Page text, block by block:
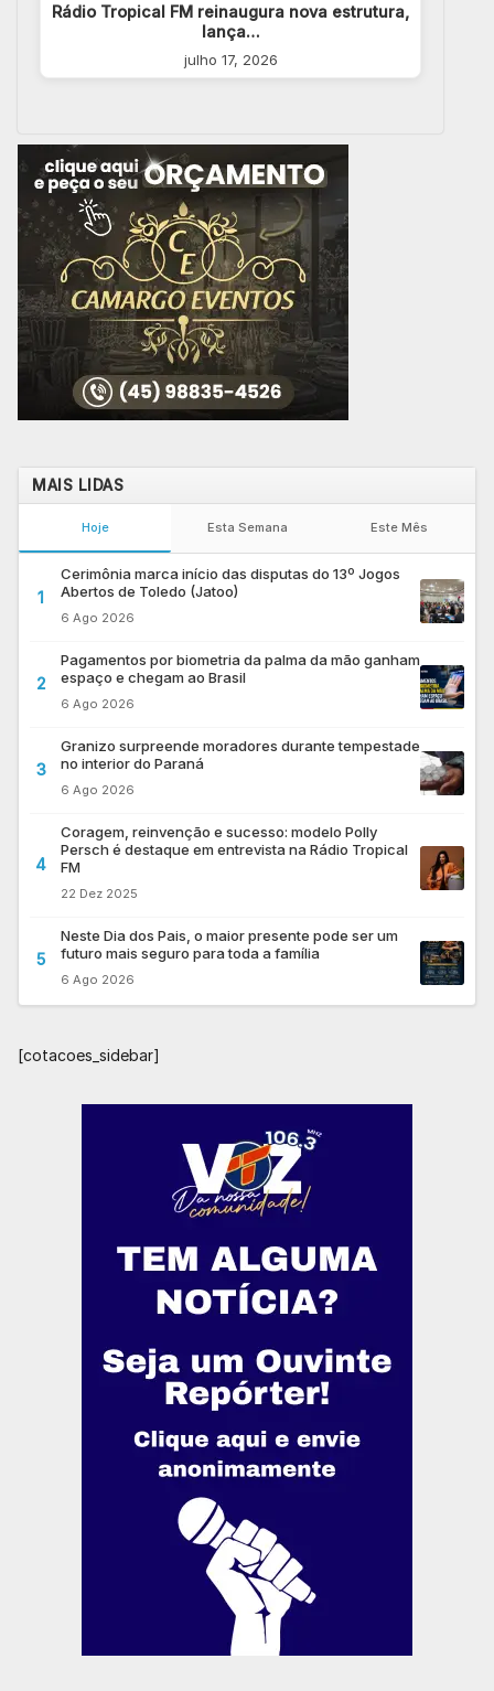
Rádio Tropical FM reinaugura nova estrutura,
lança…
julho 17, 2026
MAIS LIDAS
Hoje Esta Semana Este Mês
1
Cerimônia marca início das disputas do 13º Jogos
Abertos de Toledo (Jatoo)
6 Ago 2026
2
Pagamentos por biometria da palma da mão ganham
espaço e chegam ao Brasil
6 Ago 2026
3
Granizo surpreende moradores durante tempestade
no interior do Paraná
6 Ago 2026
4
Coragem, reinvenção e sucesso: modelo Polly
Persch é destaque em entrevista na Rádio Tropical
FM
22 Dez 2025
5
Neste Dia dos Pais, o maior presente pode ser um
futuro mais seguro para toda a família
6 Ago 2026
[cotacoes_sidebar]